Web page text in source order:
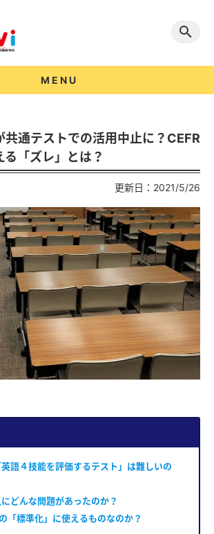
MENU
共通テストでの活用中止に？CEFR
「ズレ」とは？
更新日：2021/5/26
英語４技能を評価するテスト」は難しいの
どんな問題があったのか？
「標準化」に使えるものなのか？